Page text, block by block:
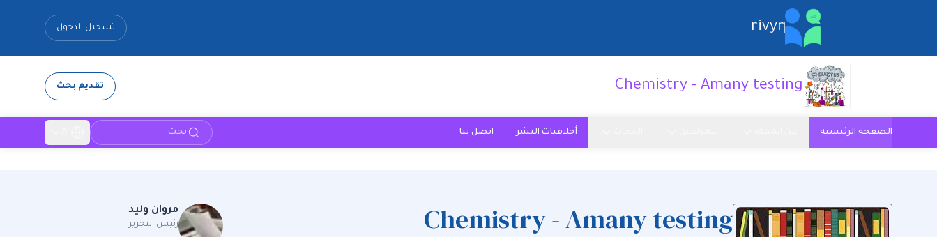
rivyr تسجيل الدخول
Chemistry - Amany testing تقديم بحث
الصفحة الرئيسية أخلاقيات النشر اتصل بنا بحث
Chemistry - Amany testing مروان وليد
رئيس التحرير